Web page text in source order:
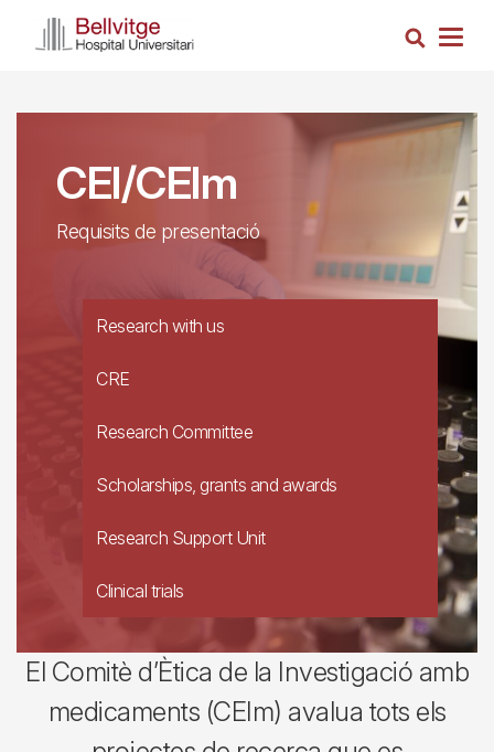
Search
CEI/CEIm
Requisits de presentació
Research with us
CRE
Research Committee
Scholarships, grants and awards
Research Support Unit
Clinical trials
El Comitè d’Ètica de la Investigació amb
medicaments (CEIm) avalua tots els